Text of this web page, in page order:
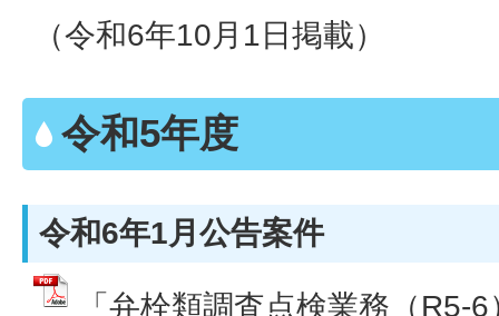
（令和6年10月1日掲載）
令和5年度
令和6年1月公告案件
「弁栓類調査点検業務（R5-